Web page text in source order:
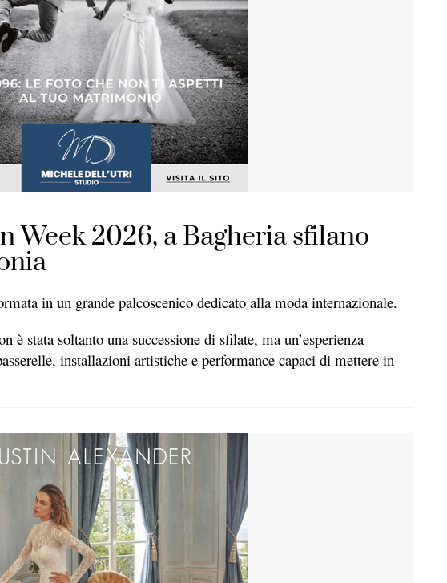
Week 2026, a Bagheria sfilano
in un grande palcoscenico dedicato alla moda internazionale.
è stata soltanto una successione di sfilate, ma un’esperienza
installazioni artistiche e performance capaci di mettere in